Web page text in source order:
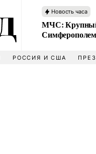
Новость часа
МЧС:
Симферополем
РОССИЯ И США